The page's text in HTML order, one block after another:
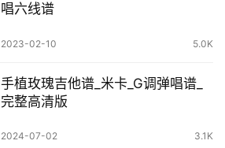
唱六线谱
2023-02-10 5.0K
手植玫瑰吉他谱_米卡_G调弹唱谱_
完整高清版
2024-07-02 3.1K